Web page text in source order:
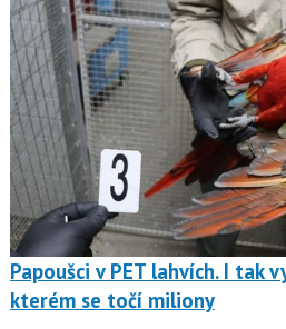
Papoušci v PET lahvích. I tak
kterém se točí miliony